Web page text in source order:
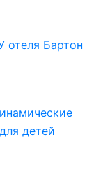
отеля Бартон
детей